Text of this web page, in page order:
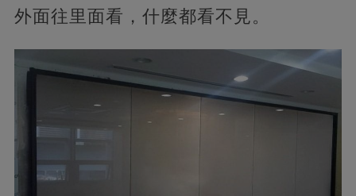
外面往里面看，什麼都看不見。